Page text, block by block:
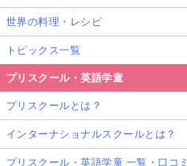
世界の料理・レシピ
トピックス一覧
プリスクール・英語学童
プリスクールとは？
インターナショナルスクールとは？
プリスクール・英語学童 一覧・口コミ